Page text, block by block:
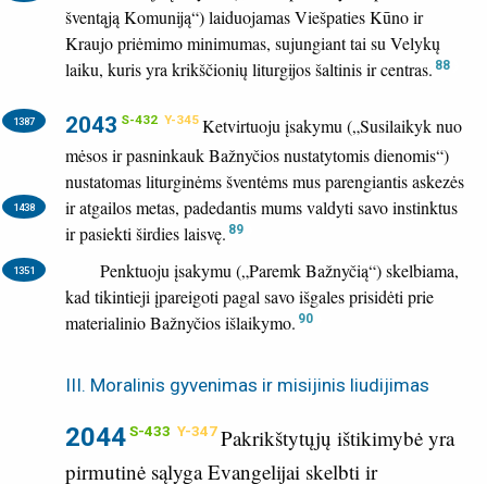
šventąją Komuniją“) laiduojamas Viešpaties Kūno ir
Kraujo priėmimo minimumas, sujungiant tai su Velykų
laiku, kuris yra krikščionių liturgijos šaltinis ir centras. 88
2043 S-432 Y-345
1387
Ketvirtuoju įsakymu („Susilaikyk nuo
mėsos ir pasninkauk Bažnyčios nustatytomis dienomis“)
nustatomas liturginėms šventėms mus parengiantis askezės
ir atgailos metas,
1438
padedantis mums valdyti savo instinktus
ir pasiekti širdies laisvę. 89
1351
Penktuoju įsakymu („Paremk Bažnyčią“) skelbiama,
kad tikintieji įpareigoti pagal savo išgales prisidėti prie
materialinio Bažnyčios išlaikymo. 90
III. Moralinis gyvenimas ir misijinis liudijimas
2044S-433 Y-347Pakrikštytųjų ištikimybė yra
pirmutinė sąlyga Evangelijai skelbti ir